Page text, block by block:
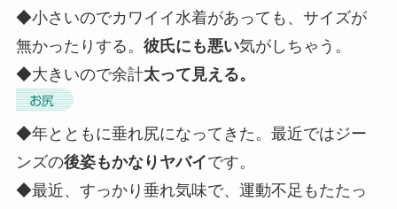
◆小さいのでカワイイ水着があっても、サイズが
無かったりする。 彼氏にも悪い気がしちゃう。
◆大きいので余計太って見える。
◆年とともに垂れ尻になってきた。最近ではジー
ンズの後姿もかなりヤバイです。
◆最近、すっかり垂れ気味で、運動不足もたたっ